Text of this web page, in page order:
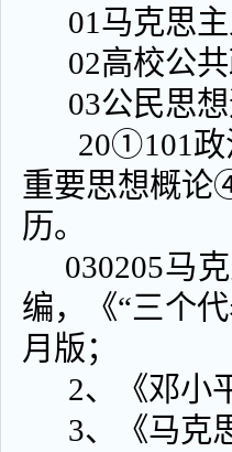
01马克思主
02高校公共
03公民思想
20①101政
重要思想概论
历。
030205马克
编，《“三个
月版；
2、《邓小
3、《马克